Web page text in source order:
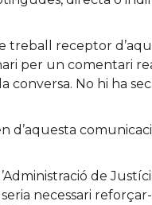
treball receptor
per un comentari
conversa. No hi ha
d’aquesta
de
necessari